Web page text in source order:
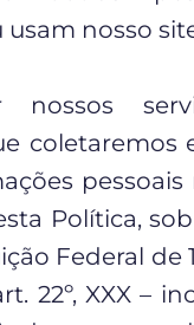
usam nosso
nossos
coletaremos
pessoais
Política,
Federal de
22º, XXX –